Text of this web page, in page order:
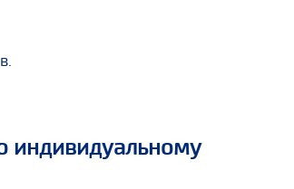
индивидуальному